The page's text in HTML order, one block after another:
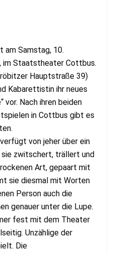
am Samstag, 10.
im Staatstheater Cottbus.
Hauptstraße 39)
Kabarettistin ihr neues
vor. Nach ihren beiden
in Cottbus gibt es
von jeher über ein
zwitschert, trällert und
Art, gepaart mit
sie diesmal mit Worten
Person auch die
genauer unter die Lupe.
fest mit dem Theater
Unzählige der
Die